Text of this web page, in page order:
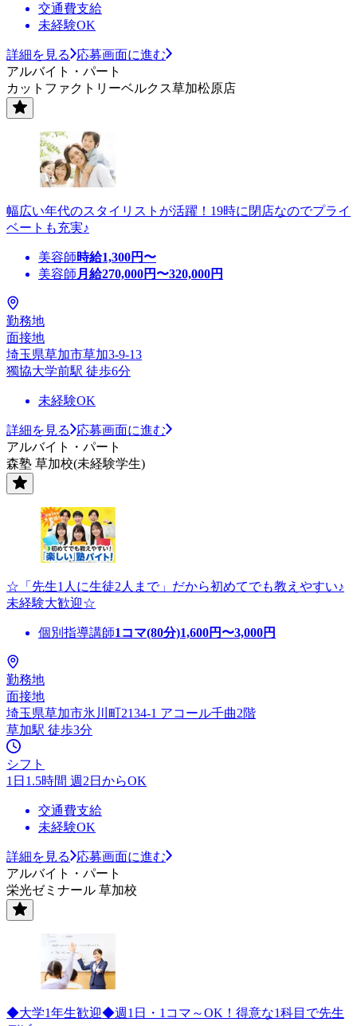
交通費支給
未経験OK
詳細を見る
応募画面に進む
アルバイト・パート
カットファクトリーベルクス草加松原店
幅広い年代のスタイリストが活躍！19時に閉店なのでプライ
ベートも充実♪
美容師時給1,300円〜
美容師 月給270,000円〜320,000円
勤務地
面接地
埼玉県草加市草加3-9-13
獨協大学前駅 徒歩6分
未経験OK
詳細を見る
応募画面に進む
アルバイト・パート
森塾 草加校(未経験学生)
☆「先生1人に生徒2人まで」だから初めてでも教えやすい♪
未経験大歓迎☆
個別指導講師1コマ(80分)1,600円〜3,000円
勤務地
面接地
埼玉県草加市氷川町2134-1 アコール千曲2階
草加駅 徒歩3分
シフト
1日1.5時間 週2日からOK
交通費支給
未経験OK
詳細を見る
応募画面に進む
アルバイト・パート
栄光ゼミナール 草加校
◆大学1年生歓迎◆週1日・1コマ～OK！得意な1科目で先生